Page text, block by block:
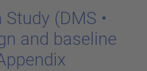
(DMS •
and ba­se­li­ne